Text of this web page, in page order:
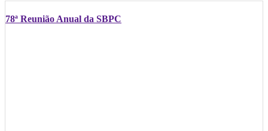
78ª Reunião Anual da SBPC